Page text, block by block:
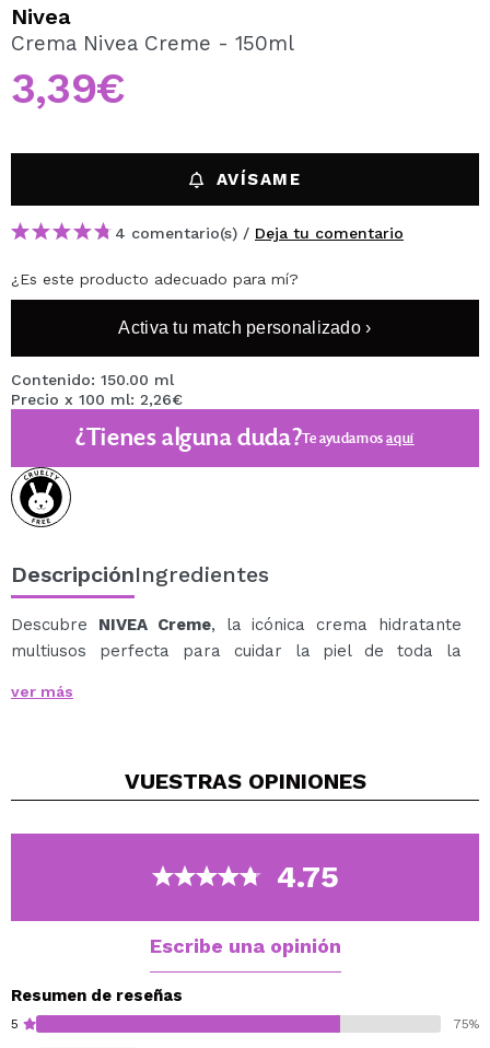
Al crear una cuenta en Maquillalia.com podrás realizar
tus compras rápidamente, revisar el estado de tus
pedidos y consultar tus operaciones anteriores.
CREAR CUENTA
Nivea
Crema Nivea Creme - 150ml
3,39€
AVÍSAME
4 comentario(s) / Deja tu comentario
¿Es este producto adecuado para mí?
Activa tu match personalizado ›
Contenido: 150.00 ml
Precio x 100 ml: 2,26€
¿Tienes alguna duda?Te ayudamosaquí
DescripciónIngredientes
Descubre NIVEA Creme, la icónica crema hidratante
multiusos perfecta para cuidar la piel de toda la
Su fórmula nutritiva ayuda a hidratar, suavizar y
Ideal para rostro, cuerpo y manos, se adapta a las
cuando necesita un extra de nutrición.
Su textura cremosa y su inconfundible fragancia
convierten cada aplicación en un gesto clásico de
ver más
VUESTRAS OPINIONES
4.75
Escribe una opinión
Resumen de reseñas
5 75%